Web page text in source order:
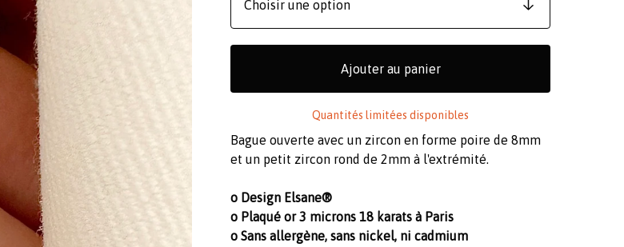
Ajouter au panier
Quantités limitées disponibles
Bague ouverte avec un zircon en forme poire de 8mm
et un petit zircon rond de 2mm à l'extrémité.
o Design Elsane®
o Plaqué or 3 microns 18 karats à Paris
o Sans allergène, sans nickel, ni cadmium